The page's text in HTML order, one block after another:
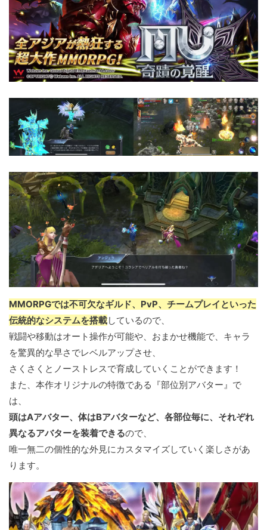
MMORPGでは不可欠なギルド、PvP、チームプレイといった
伝統的なシステムを搭載しているので、
戦闘や移動はオート操作が可能や、おまかせ機能で、キャラ
を驚異的な早さでレベルアップさせ、
さくさくとノーストレスで育成していくことができます！
また、本作オリジナルの特徴である『部位別アバター』で
は、
頭はAアバター、体はBアバターなど、各部位毎に、それぞれ
異なるアバターを装着できるので、
唯一無二の個性的な外見にカスタマイズしていく楽しさがあ
ります。